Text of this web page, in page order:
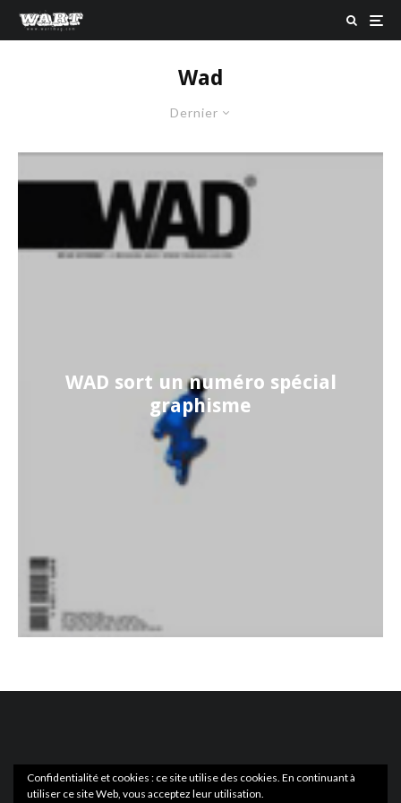
Wad
Dernier
WAD sort un numéro spécial
graphisme
Confidentialité et cookies : ce site utilise des cookies. En continuant à
utiliser ce site Web, vous acceptez leur utilisation.